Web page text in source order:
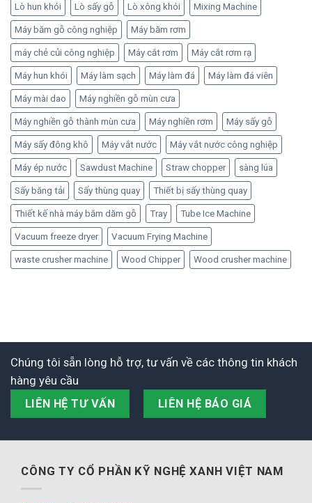
Lò hun khói Lò sấy gỗ Lò xông khói Mixing Machine
Máy băm gỗ công nghiệp Máy băm rơm
máy chẻ củi công nghiệp Máy cắt rơm Máy cắt rơm rạ
Máy hun khói Máy làm sạch Máy làm đá Máy làm đá viên
Máy mài dao Máy nghiền gỗ mùn cưa
Máy nghiền gỗ thành mùn cưa Máy nghiền rơm Máy sấy gỗ
Máy sấy đông khô Máy vắt nước Máy vắt nước công nghiệp
Máy ép nước Sawdust Machine Straw chopper sàng lúa
Sấy băng tải Sấy thùng quay Thiết bị sấy thùng quay
Thiết kế nhà máy băm dăm gỗ Tray Tube Ice Machine
Vacuum freeze dryer Vacuum Frying Machine
waste crusher machine Wood Chipper Wood crusher machine
Chúng tôi sẵn lòng hỗ trợ, tư vấn về các thông tin khách
hàng yêu cầu
LIÊN HỆ TƯ VẤN LIÊN HỆ BÁO GIÁ
CÔNG TY CỔ PHẦN KỸ NGHỆ XANH VIỆT NAM